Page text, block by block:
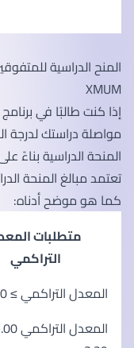
المنح الدراسية
XMUM
مواصلة دراستك لدرجة
المنحة الدراسية بناءً
تعتمد مبالغ المنحة
كما هو موضح أدناه:
متطلبات المعدل
التراكمي
المعدل التراكمي ≥ 3.30
المعدل